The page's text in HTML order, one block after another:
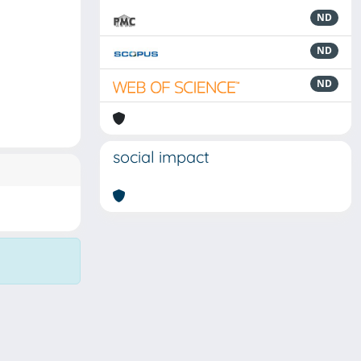
ND
ND
ND
social impact